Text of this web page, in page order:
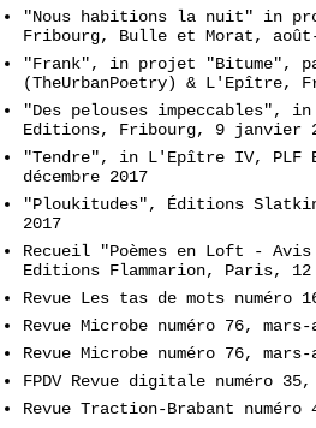
"Nous habitions la nuit" in
Fribourg, Bulle et Morat, août-
"Frank", in projet "Bitume",
(TheUrbanPoetry) & L'Epître,
"Des pelouses impeccables",
Editions, Fribourg, 9 janvier
"Tendre", in L'Epître IV, PLF
décembre 2017
"Ploukitudes", Éditions
2017
Recueil "Poèmes en Loft -
Editions Flammarion, Paris, 12
Revue Les tas de mots numéro
Revue Microbe numéro 76,
Revue Microbe numéro 76,
FPDV Revue digitale numéro
Revue Traction-Brabant